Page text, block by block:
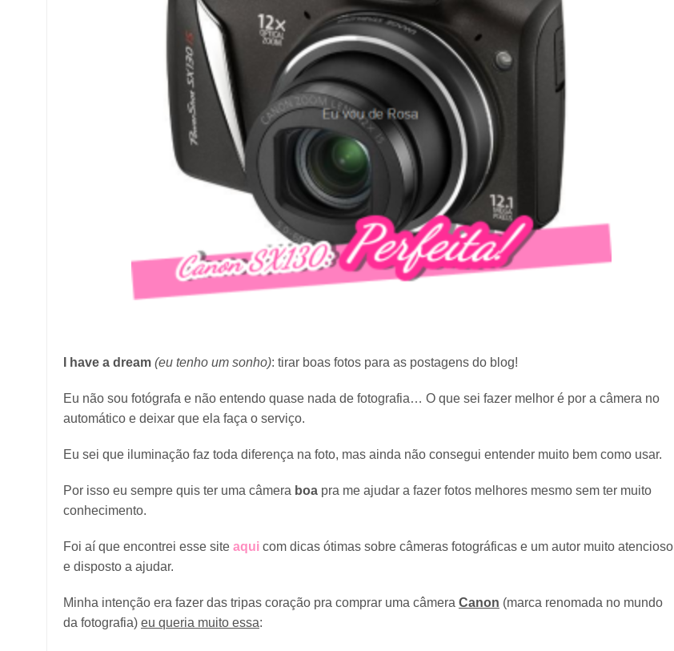
I have a dream (eu tenho um sonho): tirar boas fotos para as postagens do blog!
Eu não sou fotógrafa e não entendo quase nada de fotografia… O que sei fazer melhor é por a câmera no
automático e deixar que ela faça o serviço.
Eu sei que iluminação faz toda diferença na foto, mas ainda não consegui entender muito bem como usar.
Por isso eu sempre quis ter uma câmera boa pra me ajudar a fazer fotos melhores mesmo sem ter muito
conhecimento.
Foi aí que encontrei esse site aqui com dicas ótimas sobre câmeras fotográficas e um autor muito atencioso
e disposto a ajudar.
Minha intenção era fazer das tripas coração pra comprar uma câmera Canon (marca renomada no mundo
da fotografia) eu queria muito essa: